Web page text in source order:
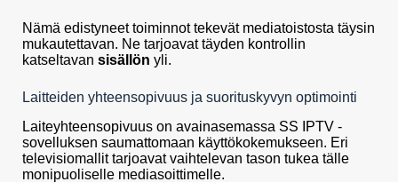
Nämä edistyneet toiminnot tekevät mediatoistosta täysin
mukautettavan. Ne tarjoavat täyden kontrollin
katseltavan sisällön yli.
Laitteiden yhteensopivuus ja suorituskyvyn optimointi
Laiteyhteensopivuus on avainasemassa SS IPTV -
sovelluksen saumattomaan käyttökokemukseen. Eri
televisiomallit tarjoavat vaihtelevan tason tukea tälle
monipuoliselle mediasoittimelle.